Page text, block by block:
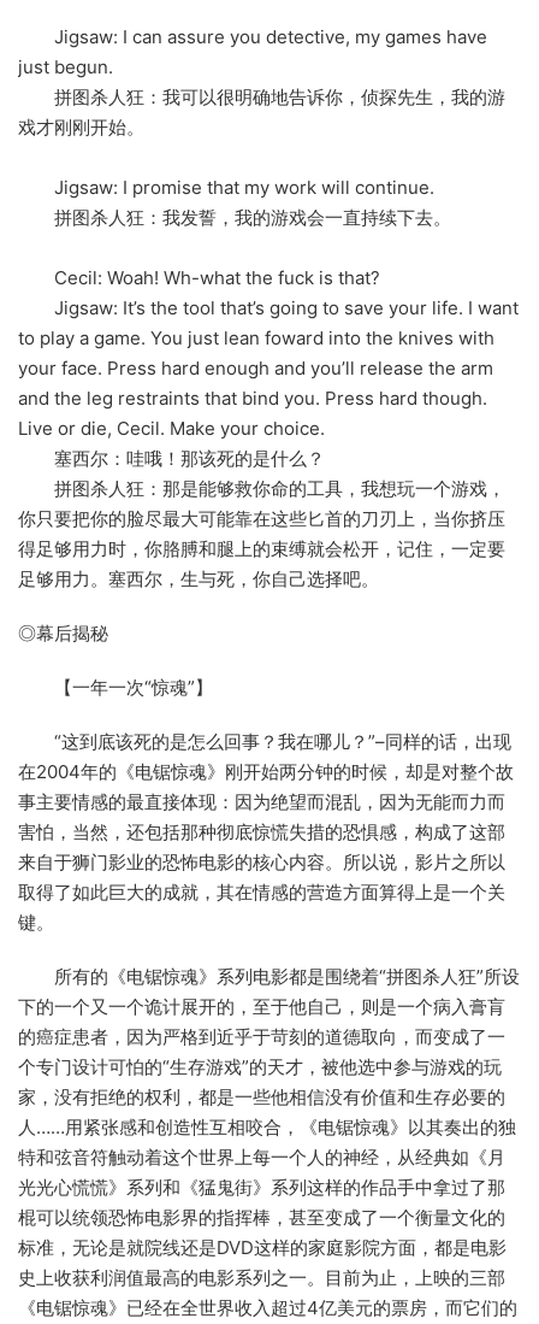
Jigsaw: I can assure you detective, my games have
just begun.
拼图杀人狂：我可以很明确地告诉你，侦探先生，我的游
戏才刚刚开始。
Jigsaw: I promise that my work will continue.
拼图杀人狂：我发誓，我的游戏会一直持续下去。
Cecil: Woah! Wh-what the fuck is that?
Jigsaw: It’s the tool that’s going to save your life. I want
to play a game. You just lean foward into the knives with
your face. Press hard enough and you’ll release the arm
and the leg restraints that bind you. Press hard though.
Live or die, Cecil. Make your choice.
塞西尔：哇哦！那该死的是什么？
拼图杀人狂：那是能够救你命的工具，我想玩一个游戏，
你只要把你的脸尽最大可能靠在这些匕首的刀刃上，当你挤压
得足够用力时，你胳膊和腿上的束缚就会松开，记住，一定要
足够用力。塞西尔，生与死，你自己选择吧。
◎幕后揭秘
【一年一次“惊魂”】
“这到底该死的是怎么回事？我在哪儿？”–同样的话，出现
在2004年的《电锯惊魂》刚开始两分钟的时候，却是对整个故
事主要情感的最直接体现：因为绝望而混乱，因为无能而力而
害怕，当然，还包括那种彻底惊慌失措的恐惧感，构成了这部
来自于狮门影业的恐怖电影的核心内容。所以说，影片之所以
取得了如此巨大的成就，其在情感的营造方面算得上是一个关
键。
所有的《电锯惊魂》系列电影都是围绕着“拼图杀人狂”所设
下的一个又一个诡计展开的，至于他自己，则是一个病入膏肓
的癌症患者，因为严格到近乎于苛刻的道德取向，而变成了一
个专门设计可怕的“生存游戏”的天才，被他选中参与游戏的玩
家，没有拒绝的权利，都是一些他相信没有价值和生存必要的
人……用紧张感和创造性互相咬合，《电锯惊魂》以其奏出的独
特和弦音符触动着这个世界上每一个人的神经，从经典如《月
光光心慌慌》系列和《猛鬼街》系列这样的作品手中拿过了那
棍可以统领恐怖电影界的指挥棒，甚至变成了一个衡量文化的
标准，无论是就院线还是DVD这样的家庭影院方面，都是电影
史上收获利润值最高的电影系列之一。目前为止，上映的三部
《电锯惊魂》已经在全世界收入超过4亿美元的票房，而它们的